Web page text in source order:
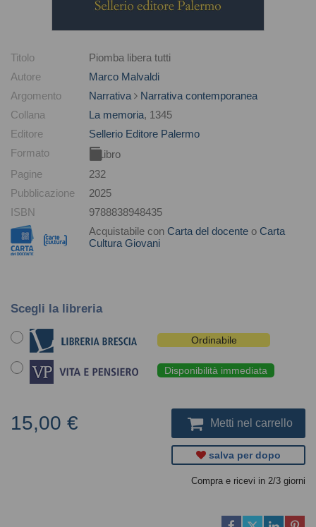
Titolo
Piomba libera tutti
Autore
Marco Malvaldi
Argomento
Narrativa
Narrativa contemporanea
Collana
La memoria, 1345
Editore
Sellerio Editore Palermo
Formato
Libro
Pagine
232
Pubblicazione
2025
ISBN
9788838948435
Acquistabile con Carta del docente o Carta
Cultura Giovani
Scegli la libreria
Ordinabile
Disponibilità immediata
15,00 € Metti nel carrello
salva per dopo
Compra e ricevi in 2/3 giorni